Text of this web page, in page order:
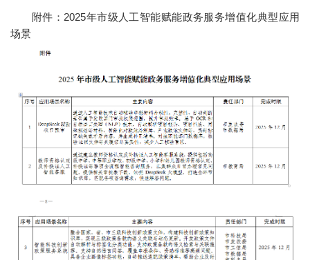
附件：2025年市级人工智能赋能政务服务增值化典型应用
场景